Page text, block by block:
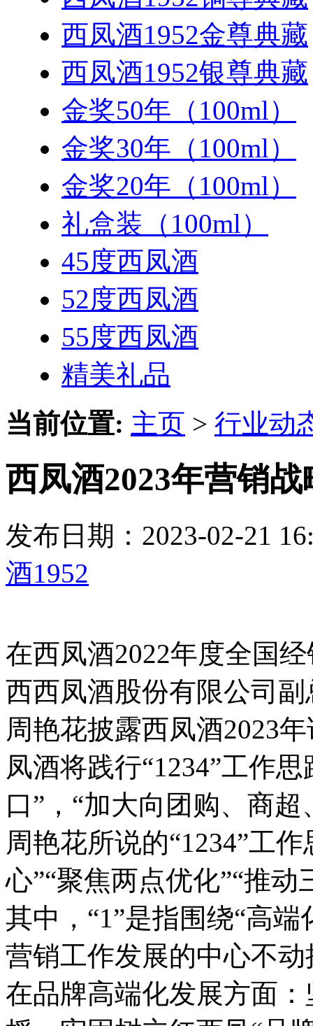
西凤酒1952金尊典藏
西凤酒1952银尊典藏
金奖50年（100ml）
金奖30年（100ml）
金奖20年（100ml）
礼盒装（100ml）
45度西凤酒
52度西凤酒
55度西凤酒
精美礼品
当前位置: 主页 > 行业动
西凤酒2023年营销战
发布日期：2023-02-21
酒1952
在西凤酒2022年度全国
西西凤酒股份有限公司
周艳花披露西凤酒2023
凤酒将践行“1234”工作
口”，“加大向团购、商
周艳花所说的“1234”工
心”“聚焦两点优化”“推
其中，“1”是指围绕“高
营销工作发展的中心不动
在品牌高端化发展方面